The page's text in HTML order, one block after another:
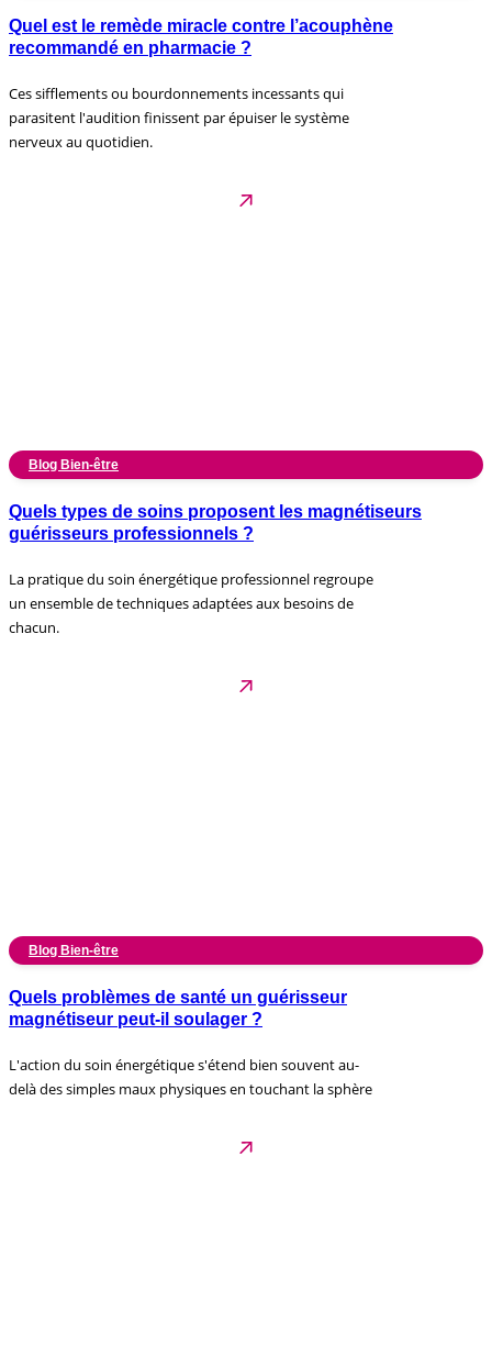
Quel est le remède miracle contre l’acouphène
recommandé en pharmacie ?
Ces sifflements ou bourdonnements incessants qui
parasitent l'audition finissent par épuiser le système
nerveux au quotidien.
Blog Bien-être
Quels types de soins proposent les magnétiseurs
guérisseurs professionnels ?
La pratique du soin énergétique professionnel regroupe
un ensemble de techniques adaptées aux besoins de
chacun.
Blog Bien-être
Quels problèmes de santé un guérisseur
magnétiseur peut-il soulager ?
L'action du soin énergétique s'étend bien souvent au-
delà des simples maux physiques en touchant la sphère